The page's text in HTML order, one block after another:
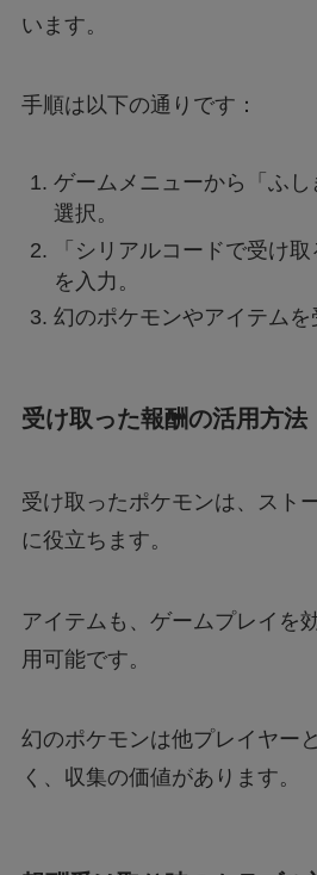
います。
手順は以下の通りです：
ゲームメニューから「ふ
選択。
「シリアルコードで受け
を入力。
幻のポケモンやアイテムを
受け取った報酬の活用方法
受け取ったポケモンは、スト
に役立ちます。
アイテムも、ゲームプレイを
用可能です。
幻のポケモンは他プレイヤー
く、収集の価値があります。